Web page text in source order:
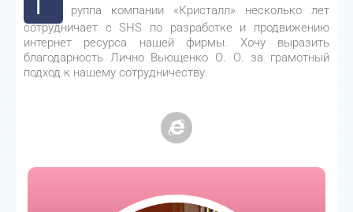
руппа компании «Кристалл» несколько лет
сотрудничает с SHS по разработке и продвижению
интернет ресурса нашей фирмы. Хочу выразить
благодарность Лично Вьющенко О. О. за грамотный
подход к нашему сотрудничеству.